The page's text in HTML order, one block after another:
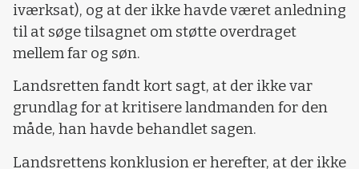
iværksat), og at der ikke havde været anledning
til at søge tilsagnet om støtte overdraget
mellem far og søn.
Landsretten fandt kort sagt, at der ikke var
grundlag for at kritisere landmanden for den
måde, han havde behandlet sagen.
Landsrettens konklusion er herefter, at der ikke